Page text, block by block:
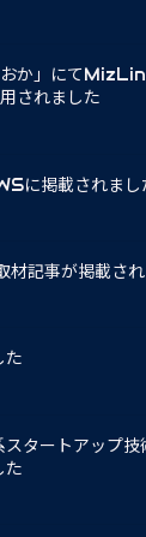
か」にて
されました
に掲載されまし
記事が掲載され
た
タートアップ技
た